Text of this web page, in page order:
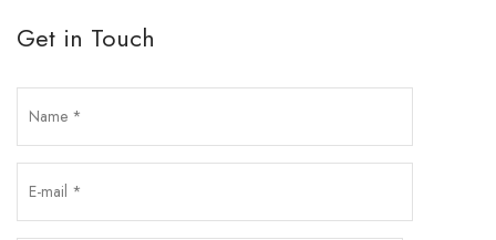
Get in Touch